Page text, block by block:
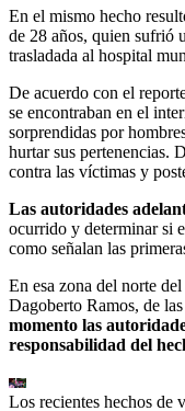
En el mismo hecho
de 28 años, quien sufrió
trasladada al hospital
De acuerdo con el
se encontraban en el
sorprendidas por
hurtar sus pertenencias.
contra las víctimas y
Las autoridades
ocurrido y determinar si
como señalan las
En esa zona del norte
Dagoberto Ramos, de
momento las
responsabilidad del
Los recientes hechos de